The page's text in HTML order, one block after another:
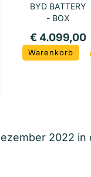
BYD BATTERY
- BOX
12.8
€ 4.099,00
Warenkorb
2022